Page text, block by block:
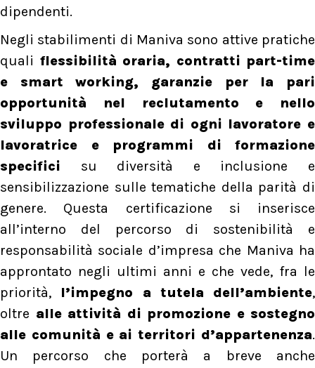
dipendenti.
Negli stabilimenti di Maniva sono attive pratiche
quali flessibilità oraria, contratti part-time
e smart working, garanzie per la pari
opportunità nel reclutamento e nello
sviluppo professionale di ogni lavoratore e
lavoratrice e programmi di formazione
specifici su diversità e inclusione e
sensibilizzazione sulle tematiche della parità di
genere. Questa certificazione si inserisce
all’interno del percorso di sostenibilità e
responsabilità sociale d’impresa che Maniva ha
approntato negli ultimi anni e che vede, fra le
priorità, l’impegno a tutela dell’ambiente,
oltre alle attività di promozione e sostegno
alle comunità e ai territori d’appartenenza.
Un percorso che porterà a breve anche